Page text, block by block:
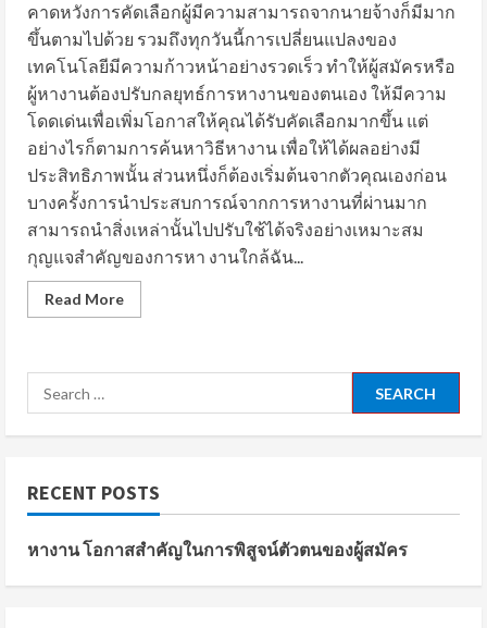
คาดหวังการคัดเลือกผู้มีความสามารถจากนายจ้างก็มีมาก
ขึ้นตามไปด้วย รวมถึงทุกวันนี้การเปลี่ยนแปลงของ
เทคโนโลยีมีความก้าวหน้าอย่างรวดเร็ว ทำให้ผู้สมัครหรือ
ผู้หางานต้องปรับกลยุทธ์การหางานของตนเอง ให้มีความ
โดดเด่นเพื่อเพิ่มโอกาสให้คุณได้รับคัดเลือกมากขึ้น แต่
อย่างไรก็ตามการค้นหาวิธีหางาน เพื่อให้ได้ผลอย่างมี
ประสิทธิภาพนั้น ส่วนหนึ่งก็ต้องเริ่มต้นจากตัวคุณเองก่อน
บางครั้งการนำประสบการณ์จากการหางานที่ผ่านมาก
สามารถนำสิ่งเหล่านั้นไปปรับใช้ได้จริงอย่างเหมาะสม
กุญแจสำคัญของการหา งานใกล้ฉัน...
Read MoreRead
more
โอกาส
การ
พิสูจน์
ผู้
สมัคร
Search
for:
RECENT POSTS
หางาน โอกาสสำคัญในการพิสูจน์ตัวตนของผู้สมัคร